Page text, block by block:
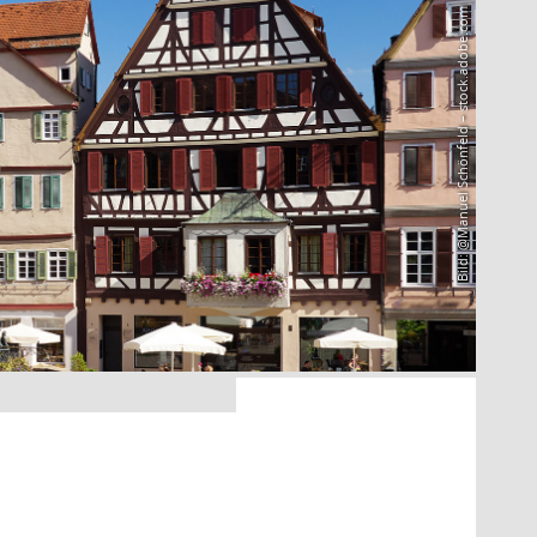
Bild: @Manuel Schönfeld – stock.adobe.com